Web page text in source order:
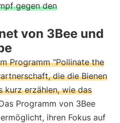
gegen den
von 3Bee und
Programm "Pollinate the
die die Bienen
kurz erzählen, wie das
Programm von 3Bee
ihren Fokus auf